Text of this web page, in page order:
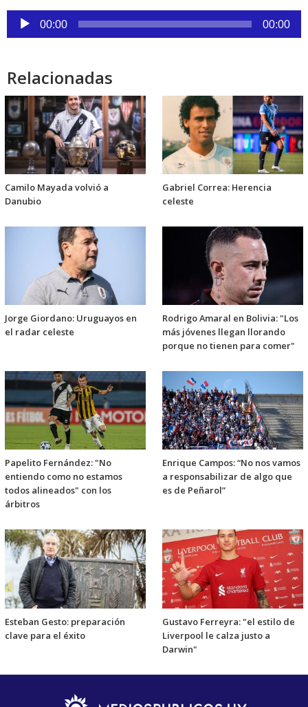
Reproductor
de
00:00 00:00
Relacionadas
Camilo Mayada volvió a
Danubio
Gabriel Correa: Herencia
celeste
Jorge Giordano: Uruguayos en
el radar celeste
Rodrigo Amaral en Bolivia: "Los
más jóvenes llegan llorando
porque no tienen para comer"
Papelito Fernández: "No
entiendo como no estamos
todos alineados" con los
árbitros
Enrique Campos: “No nos vamos
a responsabilizar de algo que
es de Peñarol”
Esteban Gesto: preparación
clave para el éxito
Gustavo Ferreyra: "el estilo de
Liverpool le calza justo a
Darwin"